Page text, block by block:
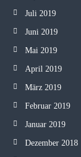
Juli 2019
Juni 2019
Mai 2019
April 2019
März 2019
Februar 2019
Januar 2019
Dezember 2018